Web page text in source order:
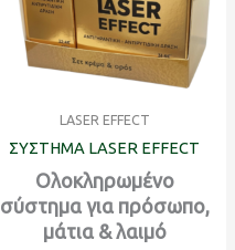
LASER EFFECT
ΣΥΣΤΗΜΑ LASER EFFECT
Ολοκληρωμένο
σύστημα για πρόσωπο,
μάτια & λαιμό